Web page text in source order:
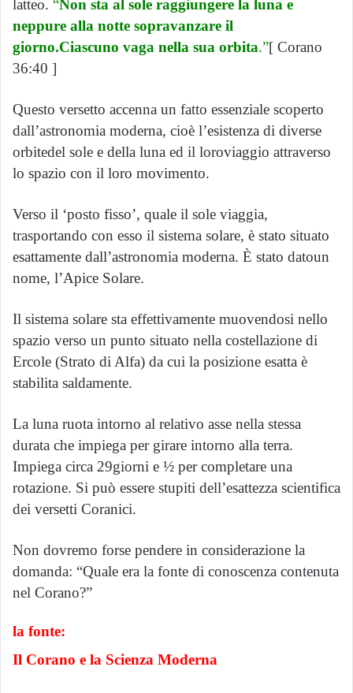
latteo. “Non sta al sole raggiungere la luna e
neppure alla notte sopravanzare il
giorno.Ciascuno vaga nella sua orbita.”[ Corano
36:40 ]
Questo versetto accenna un fatto essenziale scoperto
dall’astronomia moderna, cioè l’esistenza di diverse
orbitedel sole e della luna ed il loroviaggio attraverso
lo spazio con il loro movimento.
Verso il ‘posto fisso’, quale il sole viaggia,
trasportando con esso il sistema solare, è stato situato
esattamente dall’astronomia moderna. È stato datoun
nome, l’Apice Solare.
Il sistema solare sta effettivamente muovendosi nello
spazio verso un punto situato nella costellazione di
Ercole (Strato di Alfa) da cui la posizione esatta è
stabilita saldamente.
La luna ruota intorno al relativo asse nella stessa
durata che impiega per girare intorno alla terra.
Impiega circa 29giorni e ½ per completare una
rotazione. Si può essere stupiti dell’esattezza scientifica
dei versetti Coranici.
Non dovremo forse pendere in considerazione la
domanda: “Quale era la fonte di conoscenza contenuta
nel Corano?”
la fonte:
Il Corano e la Scienza Moderna